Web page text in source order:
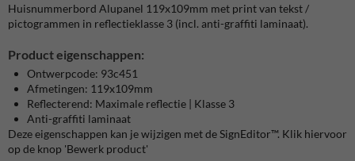
Huisnummerbord Alupanel 119x109mm met print van tekst /
pictogrammen in reflectieklasse 3 (incl. anti-graffiti laminaat).
Product eigenschappen:
Ontwerpcode: 93c451
Afmetingen: 119x109mm
Reflecterend: Maximale reflectie | Klasse 3
Anti-graffiti laminaat
Deze eigenschappen kan je wijzigen met de SignEditor™. Klik hiervoor
op de knop 'Bewerk product'